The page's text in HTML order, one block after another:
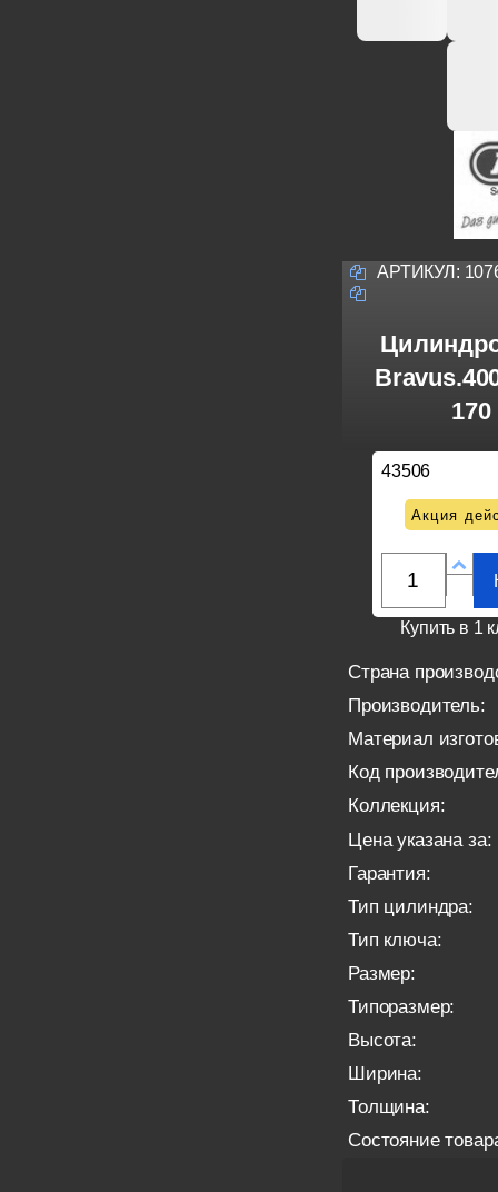
АРТИКУЛ:
43506
Акция
Купить в 1
Страна
Производитель:
Материал
Код
Коллекция:
Цена указана за:
Гарантия:
Тип цилиндра:
Тип ключа:
Размер:
Типоразмер:
Высота:
Ширина:
Толщина:
Состояние